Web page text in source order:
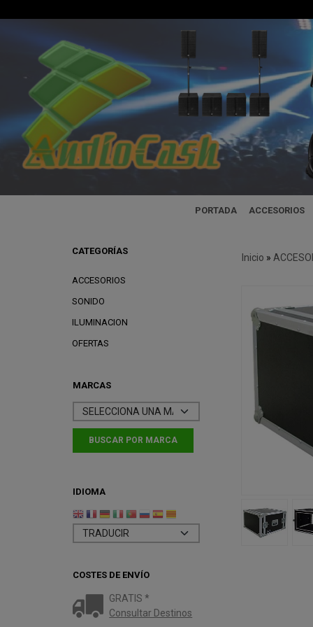
PORTADA ACCESORIOS
CATEGORÍAS
ACCESORIOS
SONIDO
ILUMINACION
OFERTAS
MARCAS
IDIOMA
COSTES DE ENVÍO
GRATIS *
Consultar Destinos
Inicio »